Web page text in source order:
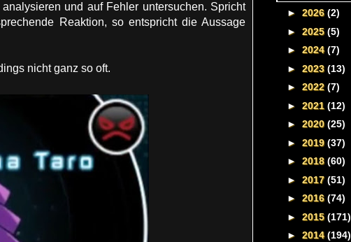
und auf Fehler untersuchen. Spricht
Reaktion, so entspricht die Aussage
nicht ganz so oft.
► 2026(2)
► 2025(5)
► 2024(7)
► 2023(13)
► 2022 (7)
► 2021 (12)
► 2020(25)
► 2019(37)
► 2018(60)
► 2017(51)
► 2016(74)
► 2015(171)
► 2014(194)